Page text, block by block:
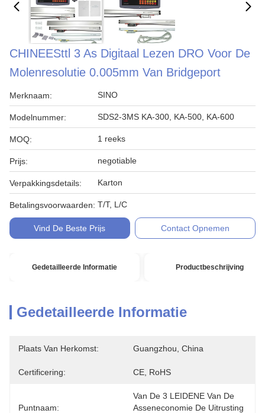
CHINEESttl 3 As Digitaal Lezen DRO Voor De
Molenresolutie 0.005mm Van Bridgeport
Merknaam: SINO
Modelnummer: SDS2-3MS KA-300, KA-500, KA-600
MOQ: 1 reeks
Prijs: negotiable
Verpakkingsdetails: Karton
Betalingsvoorwaarden: T/T, L/C
Vind De Beste Prijs Contact Opnemen
Gedetailleerde Informatie Productbeschrijving
Gedetailleerde Informatie
Plaats Van Herkomst: Guangzhou, China
Certificering: CE, RoHS
Puntnaam:
Van De 3 LEIDENE Van De
Asseneconomie De Uitrusting